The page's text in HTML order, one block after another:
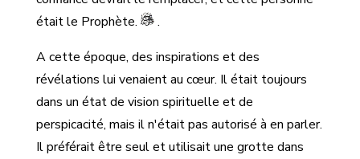
était le Prophète.
.
A cette époque, des inspirations et des
révélations lui venaient au cœur. Il était toujours
dans un état de vision spirituelle et de
perspicacité, mais il n'était pas autorisé à en parler.
Il préférait être seul et utilisait une grotte dans